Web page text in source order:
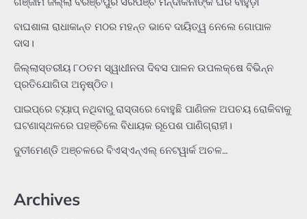
ବାଘଶାଳା ରାଧାକାନ୍ତ ମଠର ମହନ୍ତ ଭାବେ ଦାୟିତ୍ୱ ନେଲେ ଗୋପାଳ
ଦାସ।
ଜିଲ୍ଲାସ୍ତରୀୟ ୮୦ତମ ସ୍ୱାଧୀନତା ଦିବସ ପାଳନ ଉପଲକ୍ଷେ ବିଭିନ୍ନ
ପ୍ରତିଯୋଗିତା ଅନୁଷ୍ଠିତ।
ପାଇପ୍‌ରେ ଟ୍ୟାପ୍‌ ନଥିବାରୁ ରାସ୍ତାରେ ବୋହୁଛି ପାଣିଜଳ ଅପଚୟ ରୋକିବାକୁ
ଘଟଣାସ୍ଥଳରେ ପହଞ୍ଚିଲେ ବିଧାୟକ ରୂପେଶ ପାଣିଗ୍ରାହୀ।
ଦୁତୀମେଣ୍ଡି ଅଞ୍ଚଳରେ ବିଏସ୍‌ଏନ୍‌ଏଲ୍‌ ନେଟୱାର୍କ ଅଚଳ…
Archives